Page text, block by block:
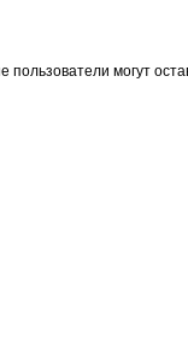
пользователи могут